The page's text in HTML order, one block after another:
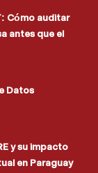
Cómo auditar
antes que el
Datos
y su impacto
en Paraguay